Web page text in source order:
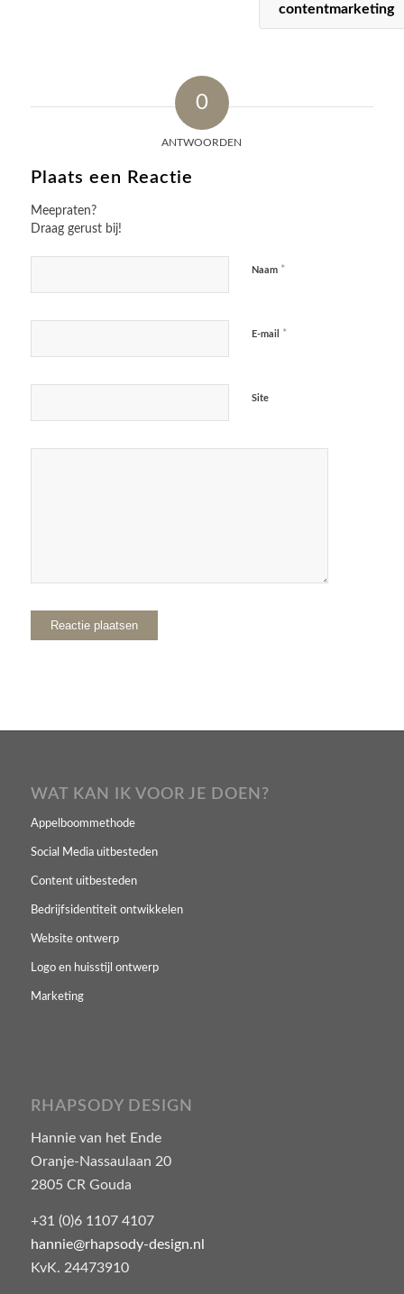
contentmarketing
0
ANTWOORDEN
Plaats een Reactie
Meepraten?
Draag gerust bij!
Naam *
E-mail *
Site
WAT KAN IK VOOR JE DOEN?
Appelboommethode
Social Media uitbesteden
Content uitbesteden
Bedrijfsidentiteit ontwikkelen
Website ontwerp
Logo en huisstijl ontwerp
Marketing
RHAPSODY DESIGN
Hannie van het Ende
Oranje-Nassaulaan 20
2805 CR Gouda
+31 (0)6 1107 4107
hannie@rhapsody-design.nl
KvK. 24473910